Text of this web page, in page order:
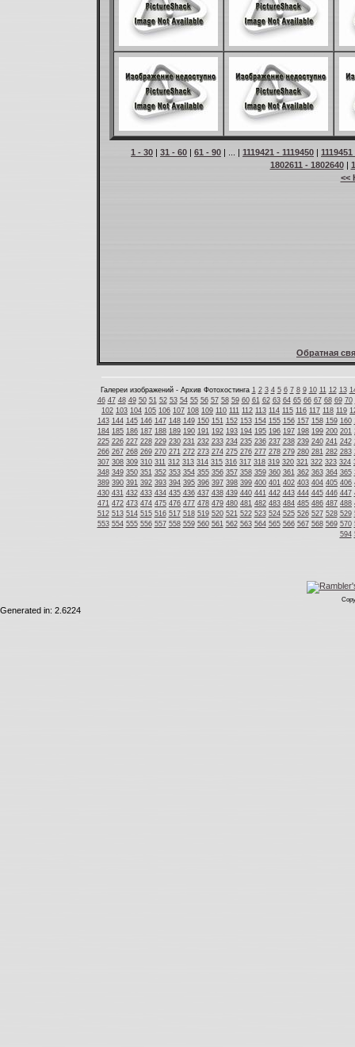
1 - 30 | 31 - 60 | 61 - 90 | ... | 1119421 - 1119450 | 1119451
1802611 - 1802640|
<<
Обратная
Галереи изображений - Архив Фотохостинга 1 2 3 4 5 6 7 8 9 10 11 12 13
46 47 48 49 50 51 52 53 54 55 56 57 58 59 60 61 62 63 64 65 66 67 68 69 70
102 103 104 105 106 107 108 109 110 111 112 113 114 115 116 117 118 119
143 144 145 146 147 148 149 150 151 152 153 154 155 156 157 158 159 160
184 185 186 187 188 189 190 191 192 193 194 195 196 197 198 199 200 201
225 226 227 228 229 230 231 232 233 234 235 236 237 238 239 240 241 242
266 267 268 269 270 271 272 273 274 275 276 277 278 279 280 281 282 283
307 308 309 310 311 312 313 314 315 316 317 318 319 320 321 322 323 324
348 349 350 351 352 353 354 355 356 357 358 359 360 361 362 363 364 365
389 390 391 392 393 394 395 396 397 398 399 400 401 402 403 404 405 406
430 431 432 433 434 435 436 437 438 439 440 441 442 443 444 445 446 447
471 472 473 474 475 476 477 478 479 480 481 482 483 484 485 486 487 488
512 513 514 515 516 517 518 519 520 521 522 523 524 525 526 527 528 529
553 554 555 556 557 558 559 560 561 562 563 564 565 566 567 568 569 570
594
Generated in: 2.6224